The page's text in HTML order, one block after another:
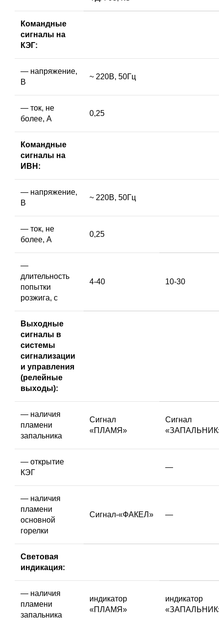
Командные
сигналы на
КЭГ:
— напряжение,
В
~ 220В, 50Гц
— ток, не
более, А
0,25
Командные
сигналы на
ИВН:
— напряжение,
В
~ 220В, 50Гц
— ток, не
более, А
0,25
—
длительность
попытки
розжига, с
4-40 10-30
Выходные
сигналы в
системы
сигнализации
и управления
(релейные
выходы):
— наличия
пламени
запальника
Сигнал
«ПЛАМЯ»
Сигнал
— открытие
КЭГ
—
— наличия
пламени
основной
горелки
Сигнал-«ФАКЕЛ» —
Световая
индикация:
— наличия
пламени
запальника
индикатор
«ПЛАМЯ»
индикатор